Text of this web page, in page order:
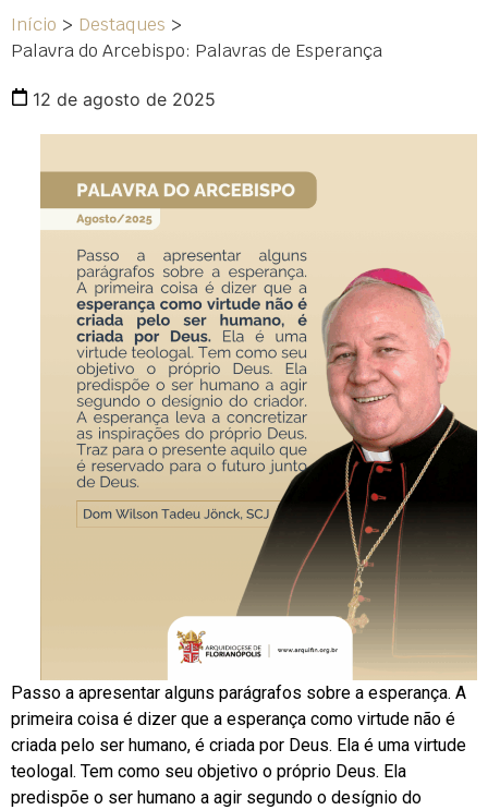
Início > Destaques >
Palavra do Arcebispo: Palavras de Esperança
12 de agosto de 2025
Passo a apresentar alguns parágrafos sobre a esperança. A
primeira coisa é dizer que a esperança como virtude não é
criada pelo ser humano, é criada por Deus. Ela é uma virtude
teologal. Tem como seu objetivo o próprio Deus. Ela
predispõe o ser humano a agir segundo o desígnio do